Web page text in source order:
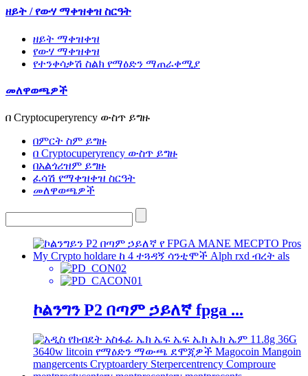
ዘይት / የውሃ ማቀዝቀዝ ስርዓት
ዘይት ማቀዝቀዝ
የውሃ ማቀዝቀዝ
የተንቀሳቃሽ ስልክ የማዕድን ማጠራቀሚያ
መለዋወጫዎች
በ Cryptocuperyrency ውስጥ ይግዙ
በምርት ስም ይግዙ
በ Cryptocuperyrency ውስጥ ይግዙ
በአልጎሪዝም ይግዙ
ፈሳሽ የማቀዝቀዝ ስርዓት
መለዋወጫዎች
ኮልንግን P2 በጣም ኃይለኛ fpga ...